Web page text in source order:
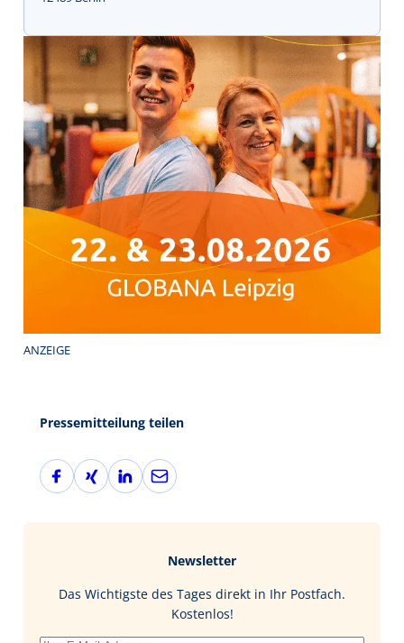
ANZEIGE
Pressemitteilung teilen
F
a
X
i
L
i
I
E
-
Newsletter
Das Wichtigste des Tages direkt in Ihr Postfach.
Kostenlos!